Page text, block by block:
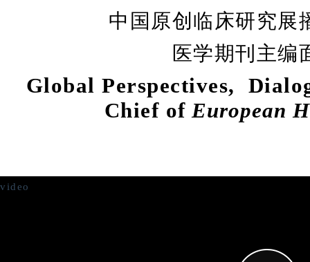
中国原创临床研究展
医学期刊主编
Global Perspectives,
Chief ofEuropean
video